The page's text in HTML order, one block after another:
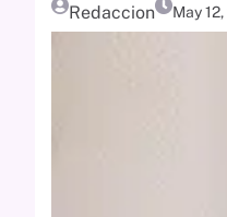
Redaccion May